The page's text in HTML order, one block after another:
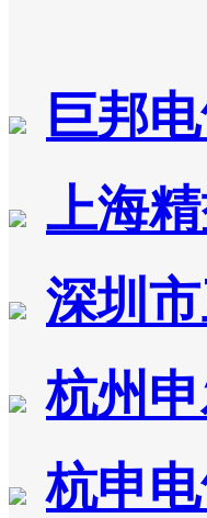
巨邦
上海
深圳
杭州
杭申